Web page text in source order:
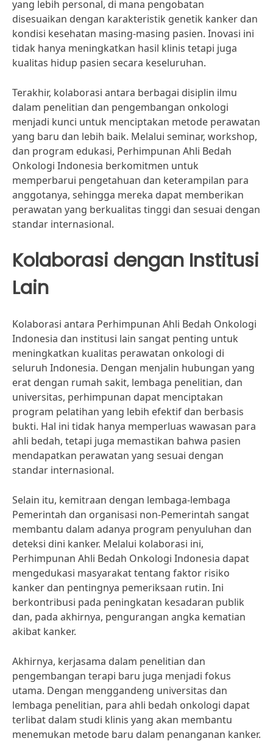
yang lebih personal, di mana pengobatan
disesuaikan dengan karakteristik genetik kanker dan
kondisi kesehatan masing-masing pasien. Inovasi ini
tidak hanya meningkatkan hasil klinis tetapi juga
kualitas hidup pasien secara keseluruhan.
Terakhir, kolaborasi antara berbagai disiplin ilmu
dalam penelitian dan pengembangan onkologi
menjadi kunci untuk menciptakan metode perawatan
yang baru dan lebih baik. Melalui seminar, workshop,
dan program edukasi, Perhimpunan Ahli Bedah
Onkologi Indonesia berkomitmen untuk
memperbarui pengetahuan dan keterampilan para
anggotanya, sehingga mereka dapat memberikan
perawatan yang berkualitas tinggi dan sesuai dengan
standar internasional.
Kolaborasi dengan Institusi
Lain
Kolaborasi antara Perhimpunan Ahli Bedah Onkologi
Indonesia dan institusi lain sangat penting untuk
meningkatkan kualitas perawatan onkologi di
seluruh Indonesia. Dengan menjalin hubungan yang
erat dengan rumah sakit, lembaga penelitian, dan
universitas, perhimpunan dapat menciptakan
program pelatihan yang lebih efektif dan berbasis
bukti. Hal ini tidak hanya memperluas wawasan para
ahli bedah, tetapi juga memastikan bahwa pasien
mendapatkan perawatan yang sesuai dengan
standar internasional.
Selain itu, kemitraan dengan lembaga-lembaga
Pemerintah dan organisasi non-Pemerintah sangat
membantu dalam adanya program penyuluhan dan
deteksi dini kanker. Melalui kolaborasi ini,
Perhimpunan Ahli Bedah Onkologi Indonesia dapat
mengedukasi masyarakat tentang faktor risiko
kanker dan pentingnya pemeriksaan rutin. Ini
berkontribusi pada peningkatan kesadaran publik
dan, pada akhirnya, pengurangan angka kematian
akibat kanker.
Akhirnya, kerjasama dalam penelitian dan
pengembangan terapi baru juga menjadi fokus
utama. Dengan menggandeng universitas dan
lembaga penelitian, para ahli bedah onkologi dapat
terlibat dalam studi klinis yang akan membantu
menemukan metode baru dalam penanganan kanker.